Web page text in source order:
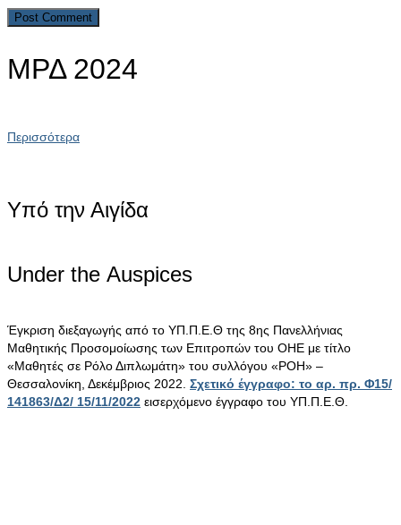
ΜΡΔ 2024
Περισσότερα
Υπό την Αιγίδα
Under the Αuspices
Έγκριση διεξαγωγής από το ΥΠ.Π.Ε.Θ της 8ης Πανελλήνιας
Μαθητικής Προσομοίωσης των Επιτροπών του ΟΗΕ με τίτλο
«Μαθητές σε Ρόλο Διπλωμάτη» του συλλόγου «ΡΟΗ» –
Θεσσαλονίκη, Δεκέμβριος 2022. Σχετικό έγγραφο: το αρ. πρ. Φ15/
141863/Δ2/ 15/11/2022 εισερχόμενο έγγραφο του ΥΠ.Π.Ε.Θ.